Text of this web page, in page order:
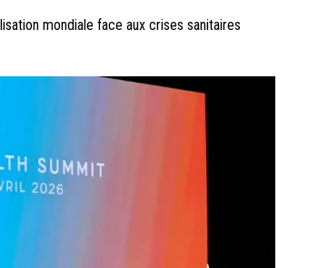
mondiale face aux crises sanitaires